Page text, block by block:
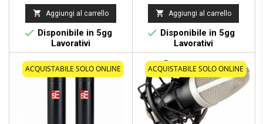
 Aggiungi al carrello
 Disponibile in 5gg
Lavorativi
 Aggiungi al carrello
 Disponibile in 5gg
Lavorativi
ACQUISTABILE SOLO ONLINE ACQUISTABILE SOLO ONLINE